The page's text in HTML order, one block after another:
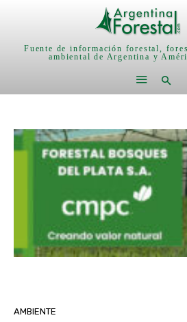
Fuente de información forestal,
ambiental de Argentina y
AMBIENTE